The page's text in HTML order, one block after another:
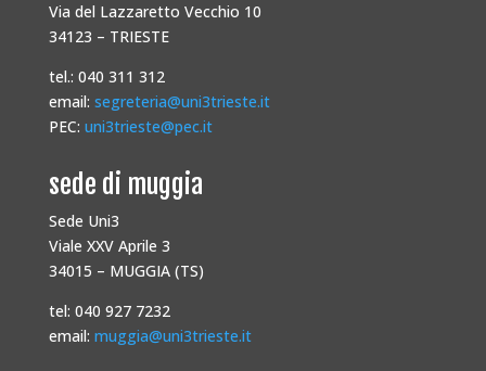
Via del Lazzaretto Vecchio 10
34123 – TRIESTE
tel.: 040 311 312
email: segreteria@uni3trieste.it
PEC: uni3trieste@pec.it
sede di muggia
Sede Uni3
Viale XXV Aprile 3
34015 – MUGGIA (TS)
tel: 040 927 7232
email: muggia@uni3trieste.it